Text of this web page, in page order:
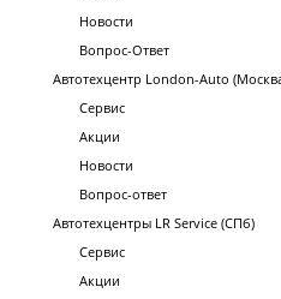
Новости
Вопрос-Ответ
Автотехцентр London-Auto
Сервис
Акции
Новости
Вопрос-ответ
Автотехцентры LR Service (СПб)
Сервис
Акции